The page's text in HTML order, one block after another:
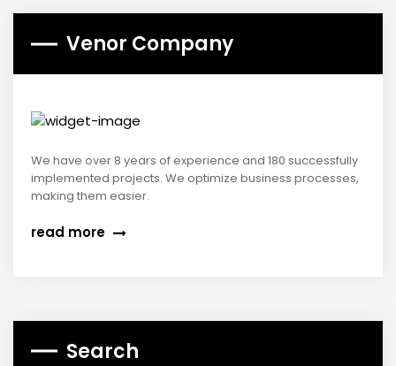
Venor Company
We have over 8 years of experience and 180 successfully
implemented projects. We optimize business processes,
making them easier.
read more
Search